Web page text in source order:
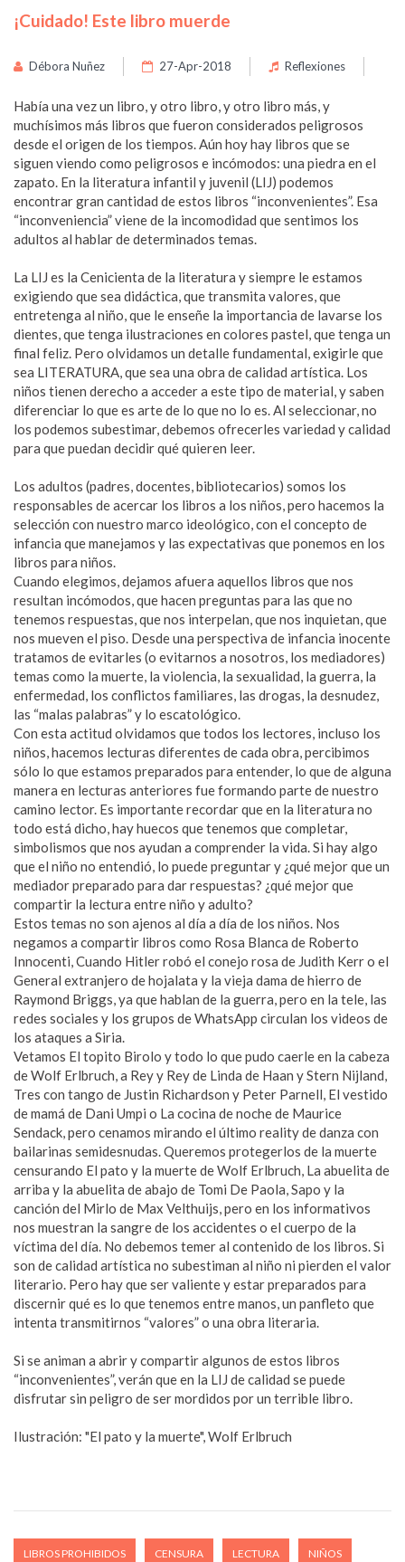
¡Cuidado! Este libro muerde
Débora Nuñez 27-Apr-2018 Reflexiones
Había una vez un libro, y otro libro, y otro libro más, y
muchísimos más libros que fueron considerados peligrosos
desde el origen de los tiempos. Aún hoy hay libros que se
siguen viendo como peligrosos e incómodos: una piedra en el
zapato. En la literatura infantil y juvenil (LIJ) podemos
encontrar gran cantidad de estos libros “inconvenientes”. Esa
“inconveniencia” viene de la incomodidad que sentimos los
adultos al hablar de determinados temas.
La LIJ es la Cenicienta de la literatura y siempre le estamos
exigiendo que sea didáctica, que transmita valores, que
entretenga al niño, que le enseñe la importancia de lavarse los
dientes, que tenga ilustraciones en colores pastel, que tenga un
final feliz. Pero olvidamos un detalle fundamental, exigirle que
sea LITERATURA, que sea una obra de calidad artística. Los
niños tienen derecho a acceder a este tipo de material, y saben
diferenciar lo que es arte de lo que no lo es. Al seleccionar, no
los podemos subestimar, debemos ofrecerles variedad y calidad
para que puedan decidir qué quieren leer.
Los adultos (padres, docentes, bibliotecarios) somos los
responsables de acercar los libros a los niños, pero hacemos la
selección con nuestro marco ideológico, con el concepto de
infancia que manejamos y las expectativas que ponemos en los
libros para niños.
Cuando elegimos, dejamos afuera aquellos libros que nos
resultan incómodos, que hacen preguntas para las que no
tenemos respuestas, que nos interpelan, que nos inquietan, que
nos mueven el piso. Desde una perspectiva de infancia inocente
tratamos de evitarles (o evitarnos a nosotros, los mediadores)
temas como la muerte, la violencia, la sexualidad, la guerra, la
enfermedad, los conflictos familiares, las drogas, la desnudez,
las “malas palabras” y lo escatológico.
Con esta actitud olvidamos que todos los lectores, incluso los
niños, hacemos lecturas diferentes de cada obra, percibimos
sólo lo que estamos preparados para entender, lo que de alguna
manera en lecturas anteriores fue formando parte de nuestro
camino lector. Es importante recordar que en la literatura no
todo está dicho, hay huecos que tenemos que completar,
simbolismos que nos ayudan a comprender la vida. Si hay algo
que el niño no entendió, lo puede preguntar y ¿qué mejor que un
mediador preparado para dar respuestas? ¿qué mejor que
compartir la lectura entre niño y adulto?
Estos temas no son ajenos al día a día de los niños. Nos
negamos a compartir libros como Rosa Blanca de Roberto
Innocenti, Cuando Hitler robó el conejo rosa de Judith Kerr o el
General extranjero de hojalata y la vieja dama de hierro de
Raymond Briggs, ya que hablan de la guerra, pero en la tele, las
redes sociales y los grupos de WhatsApp circulan los videos de
los ataques a Siria.
Vetamos El topito Birolo y todo lo que pudo caerle en la cabeza
de Wolf Erlbruch, a Rey y Rey de Linda de Haan y Stern Nijland,
Tres con tango de Justin Richardson y Peter Parnell, El vestido
de mamá de Dani Umpi o La cocina de noche de Maurice
Sendack, pero cenamos mirando el último reality de danza con
bailarinas semidesnudas. Queremos protegerlos de la muerte
censurando El pato y la muerte de Wolf Erlbruch, La abuelita de
arriba y la abuelita de abajo de Tomi De Paola, Sapo y la
canción del Mirlo de Max Velthuijs, pero en los informativos
nos muestran la sangre de los accidentes o el cuerpo de la
víctima del día. No debemos temer al contenido de los libros. Si
son de calidad artística no subestiman al niño ni pierden el valor
literario. Pero hay que ser valiente y estar preparados para
discernir qué es lo que tenemos entre manos, un panfleto que
intenta transmitirnos “valores” o una obra literaria.
Si se animan a abrir y compartir algunos de estos libros
“inconvenientes”, verán que en la LIJ de calidad se puede
disfrutar sin peligro de ser mordidos por un terrible libro.
Ilustración: "El pato y la muerte", Wolf Erlbruch
LIBROS PROHIBIDOS CENSURA LECTURA NIÑOS